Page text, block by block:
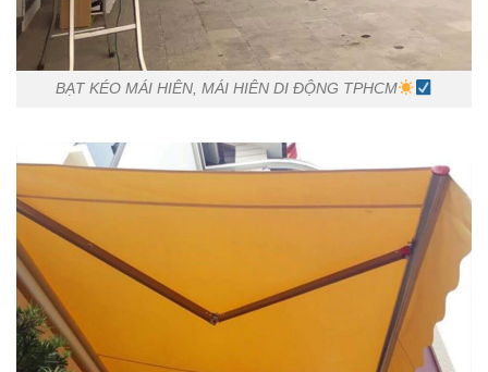
BẠT KÉO MÁI HIÊN, MÁI HIÊN DI ĐỘNG TPHCM